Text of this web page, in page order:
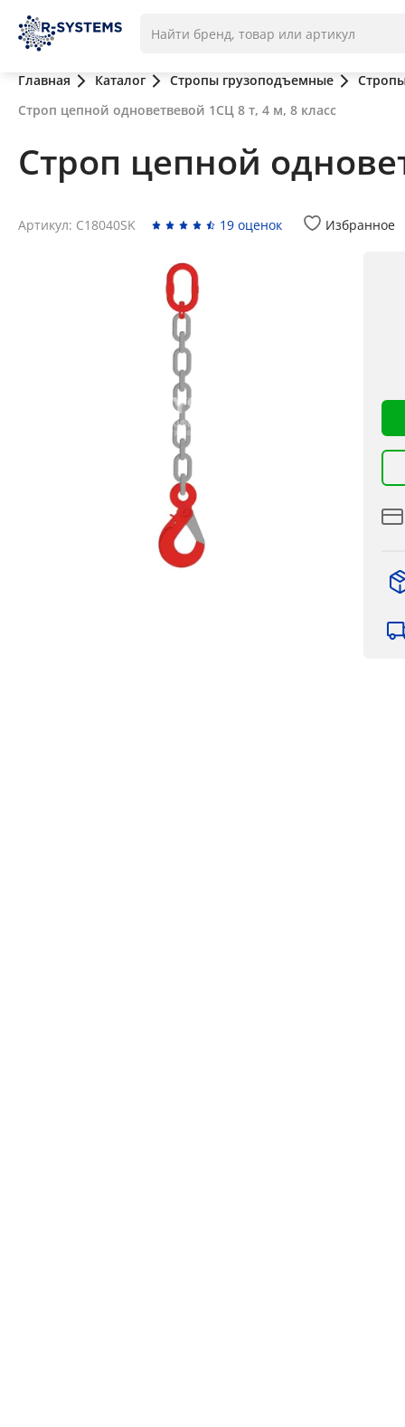
Главная Каталог Стропы грузоподъемные
Строп цепной одноветвевой 1СЦ 8 т, 4 м, 8 класс
Строп цепной
Артикул: C18040SK 19 оценок Избранное